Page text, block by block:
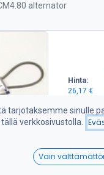
Hinta:
26,17 €
alternator
tarjotaksemme sinulle
verkkosivustolla.
Vain